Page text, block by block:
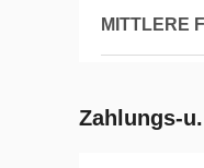
MITTLERE
Zahlungs-